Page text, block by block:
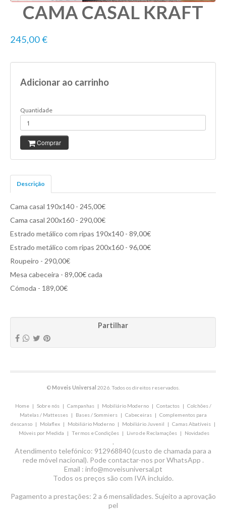
CAMA CASAL KRAFT
245,00 €
Adicionar ao carrinho
Quantidade
Comprar
Descrição
Cama casal 190x140 - 245,00€
Cama casal 200x160 - 290,00€
Estrado metálico com ripas 190x140 - 89,00€
Estrado metálico com ripas 200x160 - 96,00€
Roupeiro - 290,00€
Mesa cabeceira - 89,00€ cada
Cómoda - 189,00€
Partilhar
©Moveis Universal 2026. Todos os direitos reservados.
Home| Sobre nós| Campanhas| Mobiliário Moderno| Contactos| Colchões /
Matelas / Mattesses| Bases / Sommiers| Cabeceiras| Complementos para
descanso | Molaflex | Mobiliário Moderno | Mobiliário Juvenil | Camas Abatíveis |
Móveis por Medida | Termos e Condições | Livro de Reclamações | Novidades
.
Atendimento telefónico: 912968840 (custo de chamada para a
rede móvel nacional). Pode contactar-nos por WhatsApp .
Email : info@moveisuniversal.pt
Todos os preços são com IVA incluído.
Pagamento a prestações: 2 a 6 mensalidades. Sujeito a aprovação
pel